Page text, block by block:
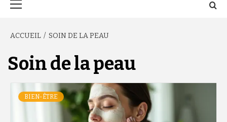
ACCUEIL SOIN DE LA PEAU
Soin de la peau
BIEN-ÊTRE